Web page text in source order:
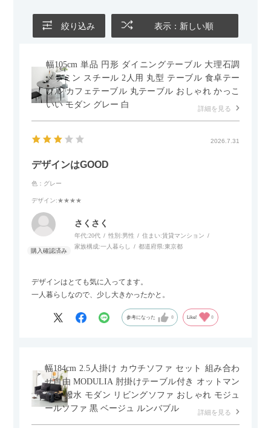
絞り込み 表示：新しい順
幅105cm 単品 円形 ダイニングテーブル 大理石調
メラミン スチール 2人用 丸型 テーブル 食卓テー
ブル カフェテーブル 丸テーブル おしゃれ かっこ
いい モダン グレー 白
詳細を見る
2026.7.31
デザインはGOOD
色：グレー
デザイン:★★★★
さくさく
年代:20代 性別:男性 住まい:賃貸マンション
家族構成:一人暮らし 都道府県:東京都
デザインはとても気に入ってます。
一人暮らしなので、少し大きかったかと。
参考になった 0 Like! 0
幅184cm 2.5人掛け カウチソファ セット 組み合わ
せ自由 MODULIA 肘掛けテーブル付き オットマン
付き 撥水 モダン リビングソファ おしゃれ モジュ
ールソファ 黒 ベージュ ルンバブル
詳細を見る